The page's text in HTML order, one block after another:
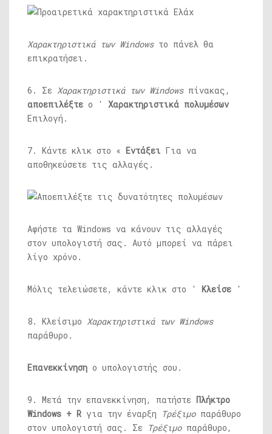
Χαρακτηριστικά των Windowsτο πάνελ θα
επικρατήσει.
6. Σε Χαρακτηριστικά των Windowsπίνακας,
αποεπιλέξτε ο ' Χαρακτηριστικά πολυμέσων
Επιλογή.
7. Κάντε κλικ στο « Εντάξει Για να
αποθηκεύσετε τις αλλαγές.
Αφήστε τα Windows να κάνουν τις αλλαγές
στον υπολογιστή σας. Αυτό μπορεί να πάρει
λίγο χρόνο.
Μόλις τελειώσετε, κάντε κλικ στο ' Κλείσε '
8. Κλείσιμο Χαρακτηριστικά των Windows
παράθυρο.
Επανεκκίνηση ο υπολογιστής σου.
9. Μετά την επανεκκίνηση, πατήστε Πλήκτρο
Windows + R για την έναρξη Τρέξιμοπαράθυρο
στον υπολογιστή σας. Σε Τρέξιμοπαράθυρο,